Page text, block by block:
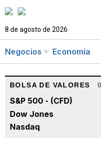
8 de agosto de 2026
Negocios Economía
BOLSA DE VALORES
S&P 500 - (CFD)
Dow Jones
Nasdaq